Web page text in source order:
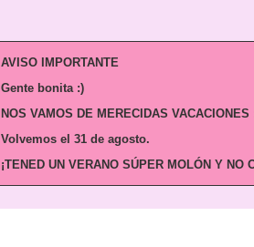
AVISO IMPORTANTE
Gente bonita :)
NOS VAMOS DE MERECIDAS VACACIONES
Volvemos el 31 de agosto.
¡TENED UN VERANO SÚPER MOLÓN Y NO